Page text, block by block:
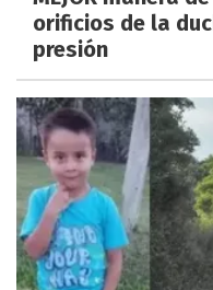
orificios de la
presión